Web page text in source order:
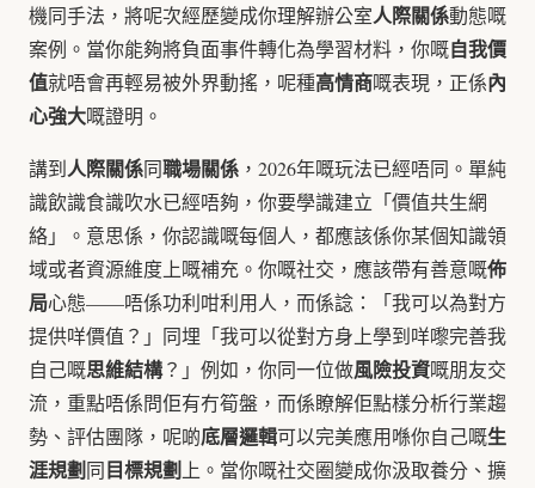
機同手法，將呢次經歷變成你理解辦公室人際關係動態嘅
案例。當你能夠將負面事件轉化為學習材料，你嘅自我價
值就唔會再輕易被外界動搖，呢種高情商嘅表現，正係內
心強大嘅證明。
講到人際關係同職場關係 ，2026年嘅玩法已經唔同。單純
識飲識食識吹水已經唔夠，你要學識建立「價值共生網
絡」。意思係，你認識嘅每個人，都應該係你某個知識領
域或者資源維度上嘅補充。你嘅社交，應該帶有善意嘅佈
局心態——唔係功利咁利用人，而係諗：「我可以為對方
提供咩價值？」同埋「我可以從對方身上學到咩嚟完善我
自己嘅思維結構？」例如，你同一位做風險投資嘅朋友交
流，重點唔係問佢有冇筍盤，而係瞭解佢點樣分析行業趨
勢、評估團隊，呢啲底層邏輯可以完美應用喺你自己嘅生
涯規劃同目標規劃 上。當你嘅社交圈變成你汲取養分、擴